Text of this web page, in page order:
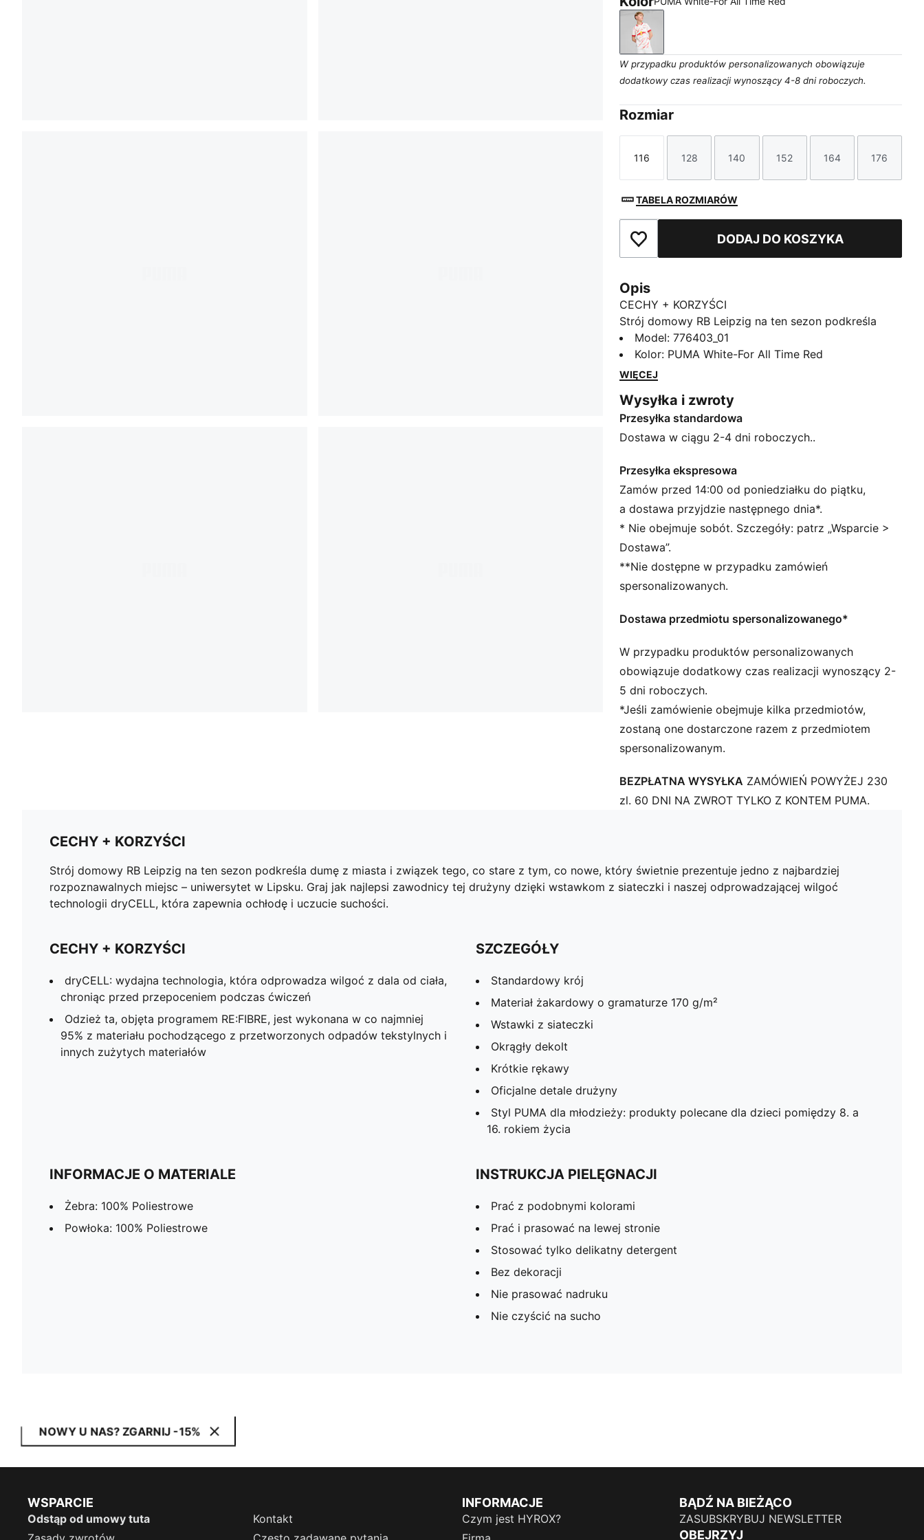
PUMA White-For All Time Red
W przypadku produktów personalizowanych obowiązuje
dodatkowy czas realizacji wynoszący 4-8 dni roboczych.
Rozmiar
Rozmiar
116
Rozmiar
128
Rozmiar
140
Rozmiar
152
Rozmiar
164
Rozmiar
176
TABELA ROZMIARÓW
Dodaj do ulubionychDODAJ DO KOSZYKA
Opis
CECHY + KORZYŚCI
Strój domowy RB Leipzig na ten sezon podkreśla
dumę z miasta i związek tego, co stare z tym, co
nowe, który świetnie prezentuje jedno z najbardziej
rozpoznawalnych miejsc – uniwersytet w Lipsku. Graj
z siateczki i naszej odprowadzającej wilgoć
technologii dryCELL, która zapewnia ochłodę i
uczucie suchości.
dryCELL: wydajna technologia, która odprowadza
wilgoć z dala od ciała, chroniąc przed przepoceniem
podczas ćwiczeń
Odzież ta, objęta programem RE:FIBRE, jest
wykonana w co najmniej 95% z materiału
pochodzącego z przetworzonych odpadów
tekstylnych i innych zużytych materiałów
SZCZEGÓŁY
Materiał żakardowy o gramaturze 170 g/m²
Okrągły dekolt
Krótkie rękawy
Oficjalne detale drużyny
Styl PUMA dla młodzieży: produkty polecane dla
dzieci pomiędzy 8. a 16. rokiem życia
Model:776403_01
Kolor: PUMA White-For All Time Red
WIĘCEJ
Wysyłka i zwroty
Przesyłka standardowa
Dostawa w ciągu 2-4 dni roboczych..
Przesyłka ekspresowa
Zamów przed 14:00 od poniedziałku do piątku,
a dostawa przyjdzie następnego dnia*.
* Nie obejmuje sobót. Szczegóły: patrz „Wsparcie >
Dostawa”.
**Nie dostępne w przypadku zamówień
spersonalizowanych.
Dostawa przedmiotu spersonalizowanego*
W przypadku produktów personalizowanych
obowiązuje dodatkowy czas realizacji wynoszący 2-
5 dni roboczych.
*Jeśli zamówienie obejmuje kilka przedmiotów,
zostaną one dostarczone razem z przedmiotem
spersonalizowanym.
BEZPŁATNA WYSYŁKA ZAMÓWIEŃ POWYŻEJ 230
zl. 60 DNI NA ZWROT TYLKO Z KONTEM PUMA.
CECHY + KORZYŚCI
Strój domowy RB Leipzig na ten sezon podkreśla dumę z miasta i związek tego, co stare z tym, co nowe, który świetnie prezentuje jedno z najbardziej
rozpoznawalnych miejsc – uniwersytet w Lipsku. Graj jak najlepsi zawodnicy tej drużyny dzięki wstawkom z siateczki i naszej odprowadzającej wilgoć
technologii dryCELL, która zapewnia ochłodę i uczucie suchości.
CECHY + KORZYŚCI
dryCELL: wydajna technologia, która odprowadza wilgoć z dala od ciała,
chroniąc przed przepoceniem podczas ćwiczeń
Odzież ta, objęta programem RE:FIBRE, jest wykonana w co najmniej
95% z materiału pochodzącego z przetworzonych odpadów tekstylnych i
innych zużytych materiałów
SZCZEGÓŁY
Standardowy krój
Materiał żakardowy o gramaturze 170 g/m²
Wstawki z siateczki
Okrągły dekolt
Krótkie rękawy
Oficjalne detale drużyny
Styl PUMA dla młodzieży: produkty polecane dla dzieci pomiędzy 8. a
16. rokiem życia
INFORMACJE O MATERIALE
Żebra: 100% Poliestrowe
Powłoka: 100% Poliestrowe
INSTRUKCJA PIELĘGNACJI
Prać z podobnymi kolorami
Prać i prasować na lewej stronie
Stosować tylko delikatny detergent
Bez dekoracji
Nie prasować nadruku
Nie czyścić na sucho
NOWY U NAS? ZGARNIJ -15%
WSPARCIE
Odstąp od umowy tuta
Kontakt
INFORMACJE
Czym jest HYROX?
BĄDŹ NA BIEŻĄCO
ZASUBSKRYBUJ NEWSLETTER
OBEJRZYJ